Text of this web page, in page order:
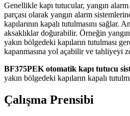
Genellikle kapı tutucular, yangın
parçası olarak yangın alarm
kapılarının kapalı tutulmasını sağlar.
aksaklıklar doğurabilir. Örneğin yangın
yakın bölgedeki kapıların tutulması
kapanmasına yol açabilir ve tahliyeyi
BF375PEK otomatik kapı tutucu
yakın bölgedeki kapıların kapalı
Çalışma Prensibi